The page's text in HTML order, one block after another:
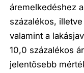
áremelkedéshez
százalékos,
valamint a
10,0 százalékos
jelentősebb